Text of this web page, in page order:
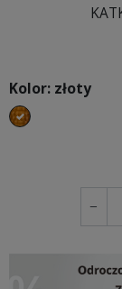
Kolor: złoty
złoty
−